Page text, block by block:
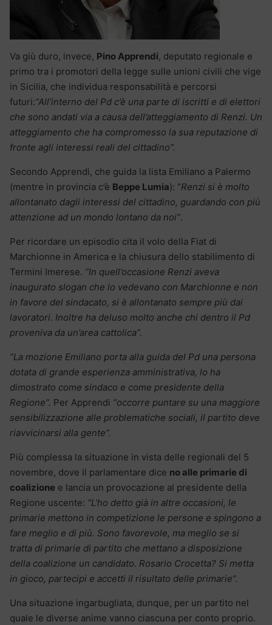
Va giù duro, invece, Pino Apprendi, deputato regionale e
primo tra i promotori della legge sulle unioni civili che vige
in Sicilia, che individua responsabilità e percorsi
futuri:“All’interno del Pd c’è una parte di iscritti e di elettori
che sono andati via a causa dell’atteggiamento di Renzi. Un
atteggiamento che ha compromesso la sua reputazione di
fronte agli interessi reali del cittadino”.
Secondo Apprendi, che guida la lista Emiliano a Palermo
(mentre in provincia c’è Beppe Lumia): “Renzi si è molto
allontanato dagli interessi del cittadino, guardando con più
attenzione ad un mondo lontano da noi”.
Per ricordare un episodio cita il volo della Fiat di
Marchionne in America e la chiusura dello stabilimento di
Termini Imerese. “In quell’occasione Renzi aveva
inaugurato slogan che lo vedevano con Marchionne e non
in favore del sindacato, si è allontanato sempre più dai
lavoratori. Inoltre ha deluso molto anche chi dentro il Pd
proveniva da un’area cattolica”.
“La mozione Emiliano porta alla guida del Pd una persona
dotata di grande esperienza amministrativa, lo ha
dimostrato come sindaco e come presidente della
Regione”. Per Apprendi “occorre puntare su una maggiore
sensibilizzazione alle problematiche sociali, il partito deve
riavvicinarsi alla gente”.
Più complessa la situazione in vista delle regionali del 5
novembre, dove il parlamentare dice no alle primarie di
coalizione e lancia un provocazione al presidente della
Regione uscente: “L’ho detto già in altre occasioni, le
primarie mettono in competizione le persone e spingono a
fare meglio e di più. Sono favorevole, ma meglio se si
tratta di primarie di partito che mettano a disposizione
della coalizione un candidato. Rosario Crocetta? Si metta
in gioco, partecipi e accetti il risultato delle primarie”.
Una situazione ingarbugliata, dunque, per un partito nel
quale le diverse anime vanno ciascuna per conto proprio.